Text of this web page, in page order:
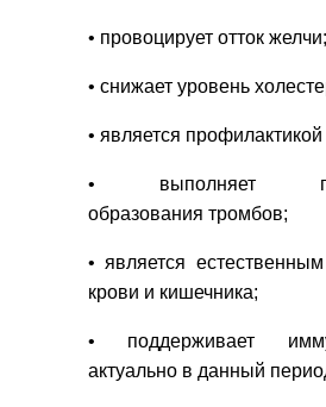
• провоцирует отток желчи;
• снижает уровень
• является
• выполняет
образования тромбов;
• является
крови и кишечника;
• поддерживает
актуально в данный